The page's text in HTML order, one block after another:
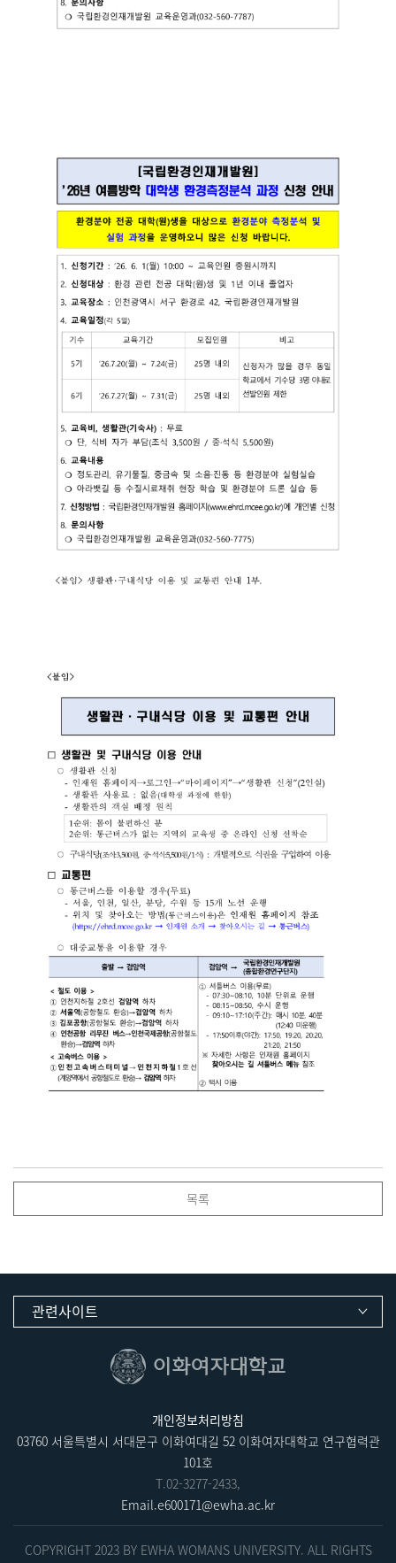
목록
관련사이트
개인정보처리방침
03760 서울특별시 서대문구 이화여대길 52 이화여자대학교 연구협력관
101호
T.02-3277-2433,
Email.e600171@ewha.ac.kr
COPYRIGHT 2023 BY EWHA WOMANS UNIVERSITY. ALL RIGHTS